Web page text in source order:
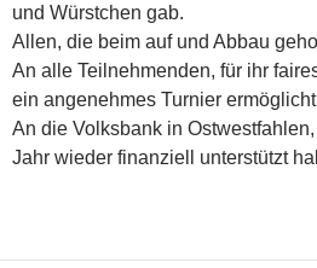
und Würstchen gab.
Allen, die beim auf und Abbau
An alle Teilnehmenden, für ihr
ein angenehmes Turnier
An die Volksbank in
Jahr wieder finanziell unterstützt